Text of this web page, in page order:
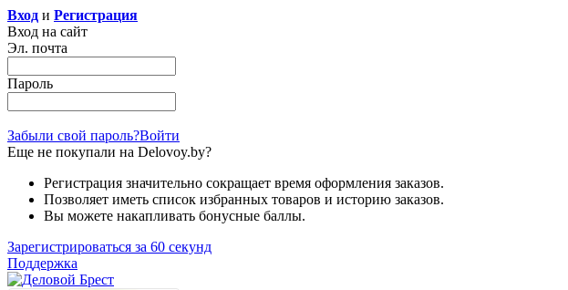
Вход и Регистрация
Вход на сайт
Эл. почта
Пароль
Забыли свой пароль?Войти
Еще не покупали на Delovoy.by?
Регистрация значительно сокращает время оформления заказов.
Позволяет иметь список избранных товаров и историю заказов.
Вы можете накапливать бонусные баллы.
Зарегистрироваться за 60 секунд
Поддержка